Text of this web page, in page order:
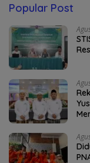
Popular Post